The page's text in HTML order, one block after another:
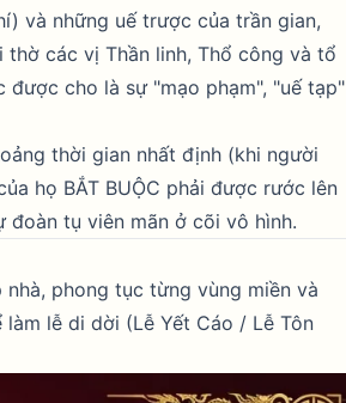
và những uế trược của trần gian,
các vị Thần linh, Thổ công và tổ
cho là sự "mạo phạm", "uế tạp"
thời gian nhất định (khi người
họ BẮT BUỘC phải được rước lên
tụ viên mãn ở cõi vô hình.
phong tục từng vùng miền và
lễ di dời (Lễ Yết Cáo / Lễ Tôn